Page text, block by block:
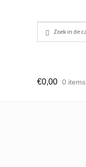
€0,00 0 items